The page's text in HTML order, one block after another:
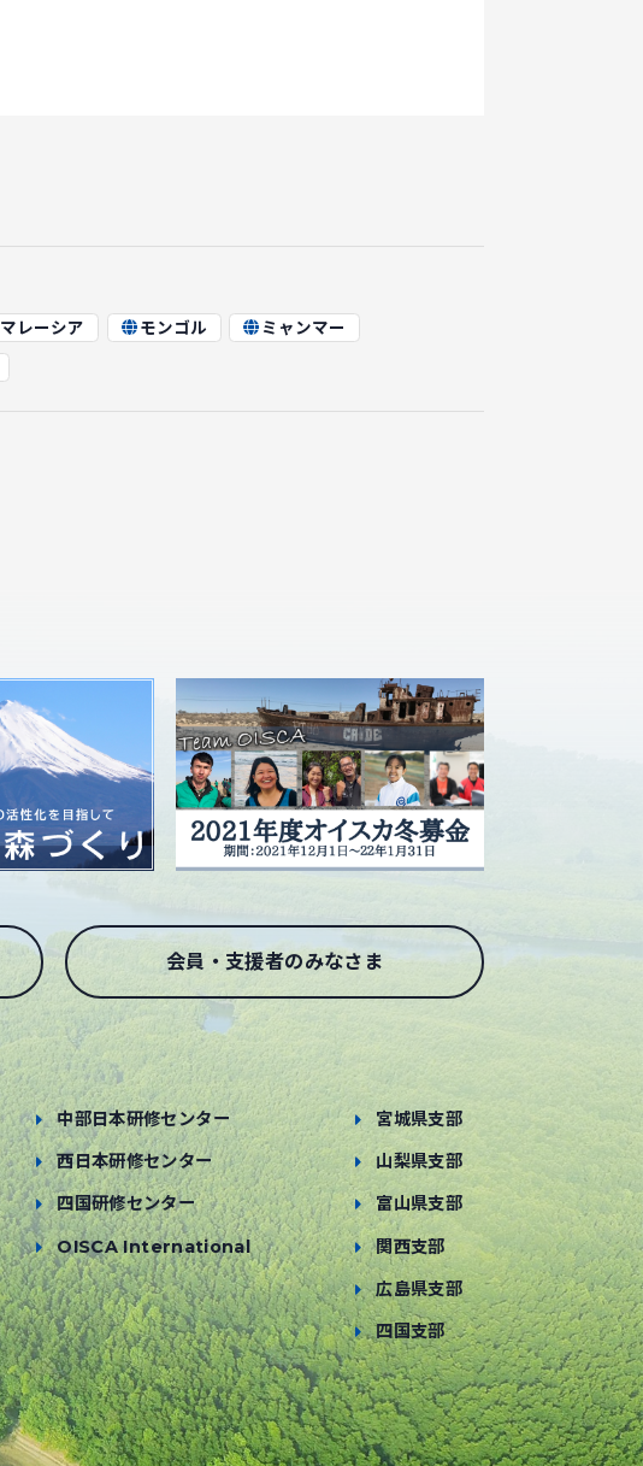
マレーシア モンゴル ミャンマー
会員・支援者のみなさま
中部日本研修センター
西日本研修センター
四国研修センター
OISCA International
宮城県支部
山梨県支部
富山県支部
関西支部
広島県支部
四国支部